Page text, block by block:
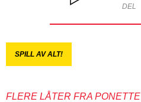
DEL
SPILL AV ALT!
FLERE LÅTER FRA PONETTE